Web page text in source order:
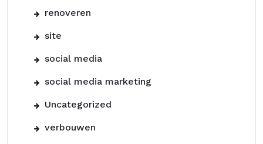
renoveren
site
social media
social media marketing
Uncategorized
verbouwen